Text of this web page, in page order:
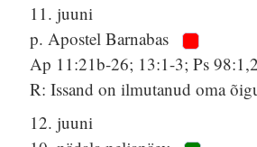
11. juuni
p. Apostel Barnabas
Ap 11:21b-26; 13:1-3; Ps
R: Issand on ilmutanud oma
12. juuni